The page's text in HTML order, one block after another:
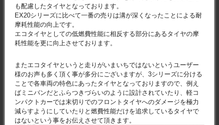
も配慮したタイヤとなっております。
EX20シリーズに比べて一番の売りは溝が深くなったことによる耐
摩耗性能の向上です。
エコタイヤとしての低燃費性能に相反する部分にあるタイヤの摩
耗性能を更に向上させております。
またエコタイヤというと走りがいまいちではないというユーザー
様のお声も多く頂く事が多分にございますが、3シリーズに分ける
ことで各車両の特色にあったタイヤとなっておりますので、例え
ばミニバンだとふらつきづらいのように設計されていたり、軽コ
ンパクトカーでは末切りでのフロントタイヤへのダメージを極力
減らすようにしていたりと燃費性能だけを追求しているタイヤで
はないという事をお伝えさせて頂きます。